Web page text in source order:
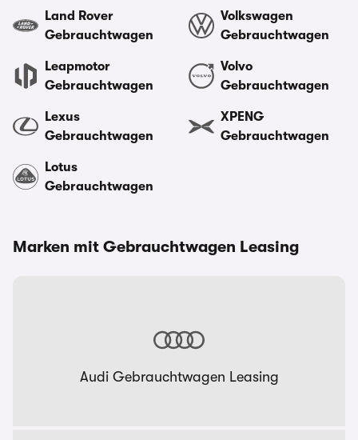
Land Rover
Gebrauchtwagen
Leapmotor
Gebrauchtwagen
Lexus
Gebrauchtwagen
Lotus
Gebrauchtwagen
Volkswagen
Gebrauchtwagen
Volvo
Gebrauchtwagen
XPENG
Gebrauchtwagen
Marken mit Gebrauchtwagen Leasing
Audi Gebrauchtwagen Leasing